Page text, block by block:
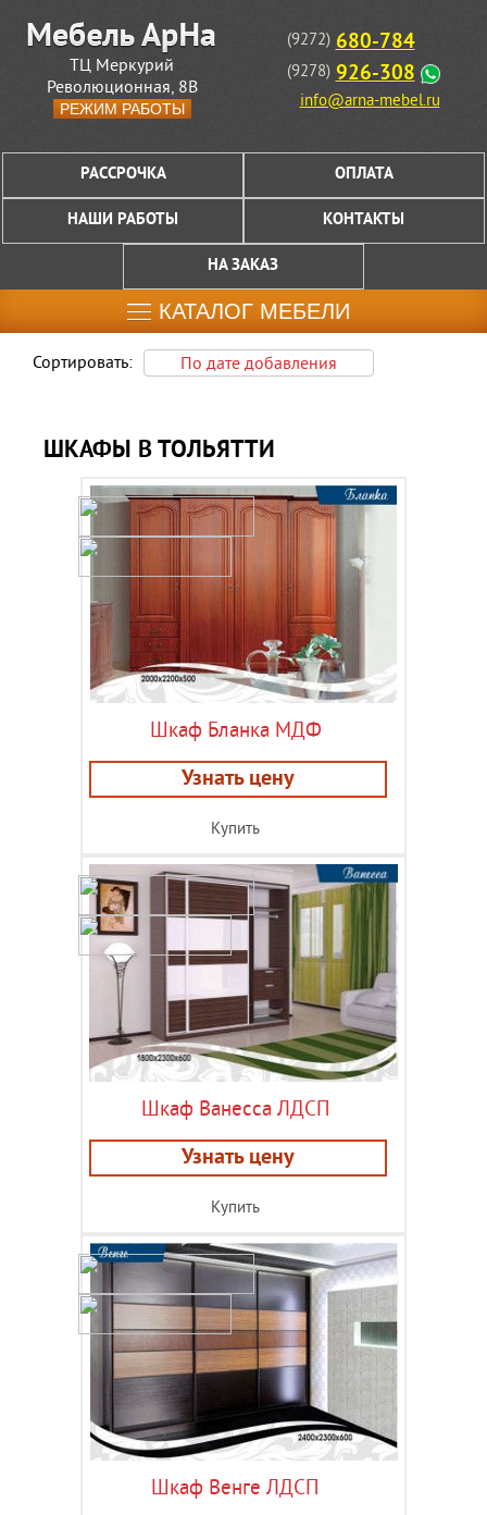
ТЦ Меркурий
Революционная, 8В
РЕЖИМ РАБОТЫ
(9272) 680-784
(9278) 926-308
info@arna-mebel.ru
РАССРОЧКА ОПЛАТА
НАШИ РАБОТЫ КОНТАКТЫ
НА ЗАКАЗ
КАТАЛОГ МЕБЕЛИ
Сортировать: По дате добавления
ШКАФЫ В ТОЛЬЯТТИ
Шкаф Бланка МДФ
Узнать цену
Купить
Шкаф Ванесса ЛДСП
Узнать цену
Купить
Шкаф Венге ЛДСП